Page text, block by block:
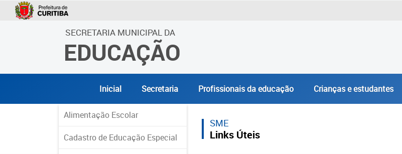
SECRETARIA MUNICIPAL DA
EDUCAÇÃO
Inicial Secretaria Profissionais da educação Crianças e estudantes
Alimentação Escolar
Cadastro de Educação Especial
SME
Links Úteis